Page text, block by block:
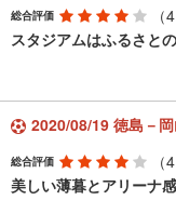
総合評価
（4
スタジアムはふるさと
2020/08/19 徳島－
総合評価
（4
美しい薄暮とアリーナ